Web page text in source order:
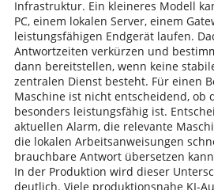
Infrastruktur. Ein kleineres Modell
PC, einem lokalen Server, einem
leistungsfähigen Endgerät laufen.
Antwortzeiten verkürzen und
dann bereitstellen, wenn keine
zentralen Dienst besteht. Für einen
Maschine ist nicht entscheidend, ob
besonders leistungsfähig ist.
aktuellen Alarm, die relevante
die lokalen Arbeitsanweisungen
brauchbare Antwort übersetzen
In der Produktion wird dieser
deutlich. Viele produktionsnahe KI-